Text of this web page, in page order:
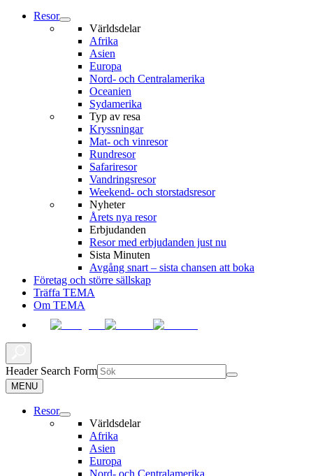
Resor
Världsdelar
Afrika
Asien
Europa
Nord- och Centralamerika
Oceanien
Sydamerika
Typ av resa
Kryssningar
Mat- och vinresor
Rundresor
Safariresor
Vandringsresor
Weekend- och storstadsresor
Nyheter
Årets nya resor
Erbjudanden
Resor med erbjudanden just nu
Sista Minuten
Avgång snart – sista chansen att boka
Företag och större sällskap
Träffa TEMA
Om TEMA
Header Search Form
MENU
Resor
Världsdelar
Afrika
Asien
Europa
Nord- och Centralamerika